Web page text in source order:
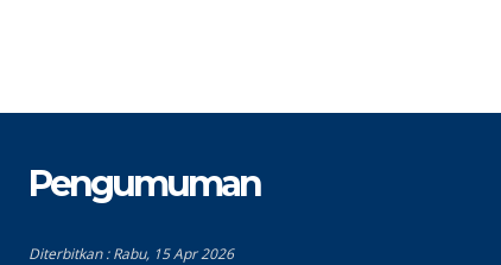
Pengumuman
Diterbitkan :Rabu, 15 Apr 2026